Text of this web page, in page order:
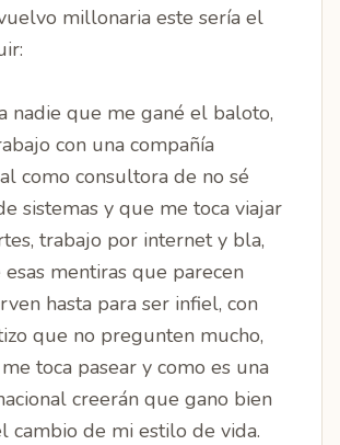
millonaria este sería el
nadie que me gané el baloto,
con una compañía
como consultora de no sé
sistemas y que me toca viajar
trabajo por internet y bla,
mentiras que parecen
hasta para ser infiel, con
que no pregunten mucho,
toca pasear y como es una
creerán que gano bien
cambio de mi estilo de vida.